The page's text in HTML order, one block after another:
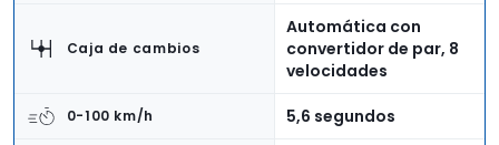
Caja de cambios
Automática con
convertidor de par, 8
velocidades
0-100 km/h 5,6 segundos